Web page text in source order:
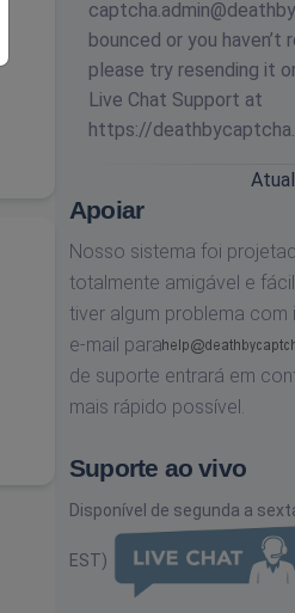
bounced or you haven’t
please try resending it
Live Chat Support at
https://
Apoiar
Nosso sistema foi
totalmente amigável e
tiver algum problema com
e-mail para
de suporte entrará em
mais rápido possível.
Suporte ao vivo
Disponível de segunda a
EST)